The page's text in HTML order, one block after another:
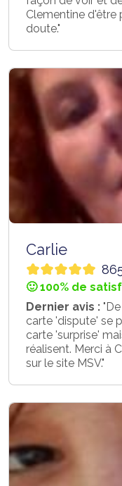
Clementine d'être
doute."
Carlie
🙂 100% de
Dernier avis :
carte 'dispute' se
carte 'surprise'
réalisent. Merci à
sur le site MSV."